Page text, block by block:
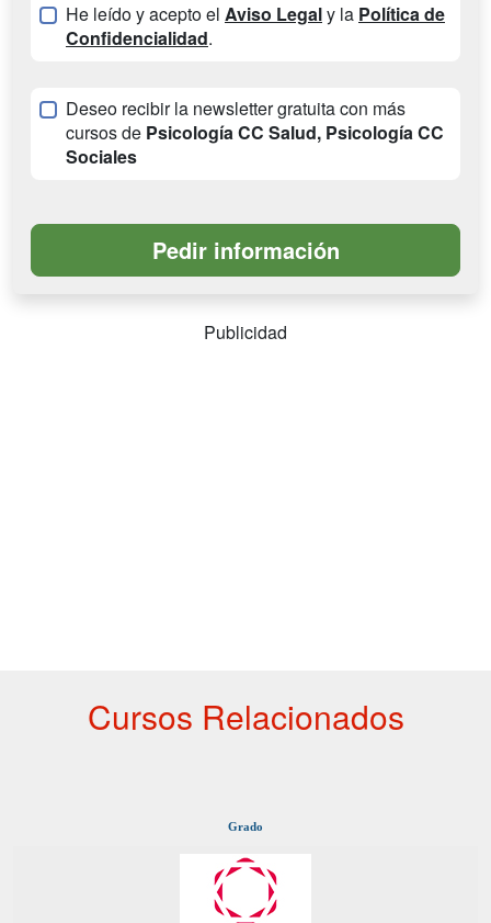
He leído y acepto el Aviso Legaly la Política de
Confidencialidad.
Deseo recibir la newsletter gratuita con más
cursos de Psicología CC Salud, Psicología CC
Sociales
Publicidad
Cursos Relacionados
Grado